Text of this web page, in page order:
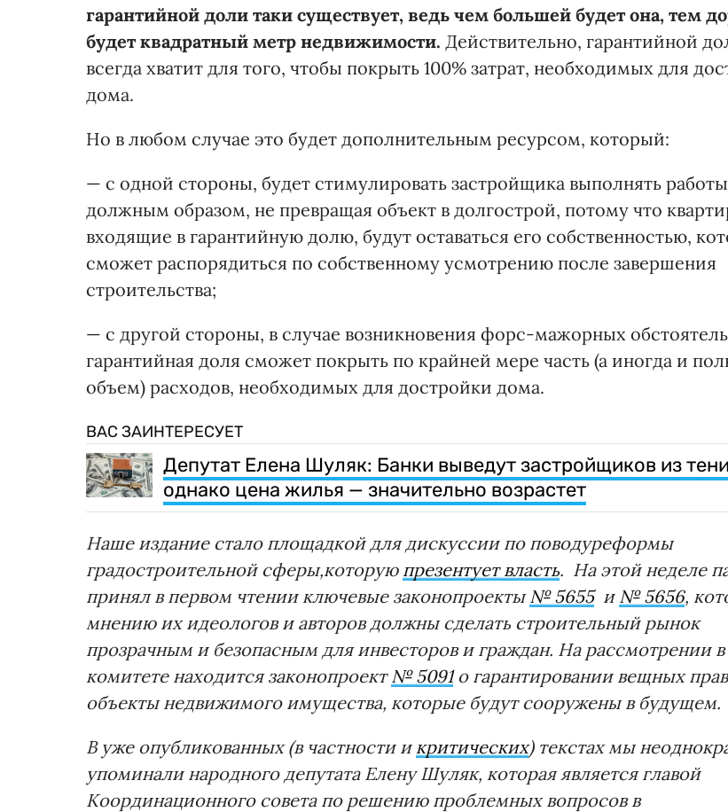
гарантийной доли таки существует, ведь чем большей будет она, тем
будет квадратный метр недвижимости. Действительно, гарантийной
всегда хватит для того, чтобы покрыть 100% затрат, необходимых для
дома.
Но в любом случае это будет дополнительным ресурсом, который:
— с одной стороны, будет стимулировать застройщика выполнять работы
должным образом, не превращая объект в долгострой, потому что
входящие в гарантийную долю, будут оставаться его собственностью,
сможет распорядиться по собственному усмотрению после завершения
строительства;
— с другой стороны, в случае возникновения форс-мажорных
гарантийная доля сможет покрыть по крайней мере часть (а иногда и
объем) расходов, необходимых для достройки дома.
ВАС ЗАИНТЕРЕСУЕТ
Депутат Елена Шуляк: Банки выведут застройщиков из
однако цена жилья — значительно возрастет
Наше издание стало площадкой для дискуссии по поводуреформы
градостроительной сферы,которую презентует власть. На этой неделе
принял в первом чтении ключевые законопроекты № 5655и № 5656,
мнению их идеологов и авторов должны сделать строительный рынок
прозрачным и безопасным для инвесторов и граждан. На рассмотрении в
комитете находится законопроект № 5091о гарантировании вещных
объекты недвижимого имущества, которые будут сооружены в будущем.
В уже опубликованных (в частности и критических) текстах мы
упоминали народного депутата Елену Шуляк, которая является главой
Координационного совета по решению проблемных вопросов в